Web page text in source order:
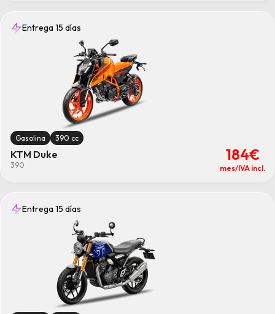
Entrega 15 días
Gasolina 390 cc
KTM Duke
390
184€
mes/IVA incl.
Entrega 15 días